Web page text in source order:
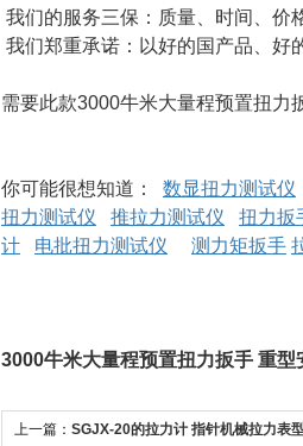
我们的服务三保：质量、时间、价
我们郑重承诺：以好的国产品、好
需要此款3000牛米大量程预置扭力
你可能很想知道： 数显扭力测试仪
扭力测试仪
推拉力测试仪 扭力扳
计
电批扭力测试仪 测力矩扳手
3000牛米大量程预置扭力扳手 重
上一篇： SGJX-20的拉力计 指针机械拉力表